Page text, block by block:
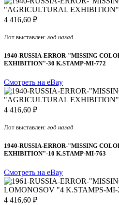
4 416,60 ₽
Лот выставлен: год назад
1940-RUSSIA-ERROR-"MISSING
EXHIBITION"-30 K.STAMP-MI-772
Смотреть на eBay
4 416,60 ₽
Лот выставлен: год назад
1940-RUSSIA-ERROR-"MISSING
EXHIBITION"-10 K.STAMP-MI-763
Смотреть на eBay
4 416,60 ₽